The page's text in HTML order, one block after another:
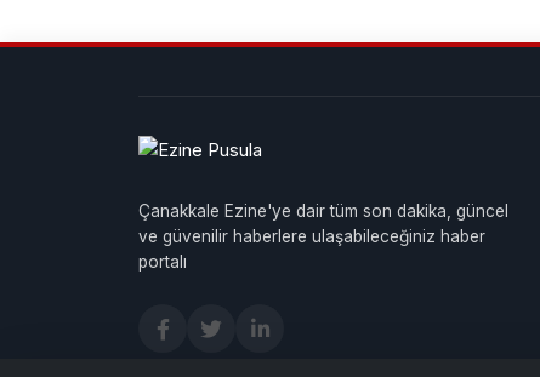
Çanakkale Ezine'ye dair tüm son dakika, güncel
ve güvenilir haberlere ulaşabileceğiniz haber
portalı